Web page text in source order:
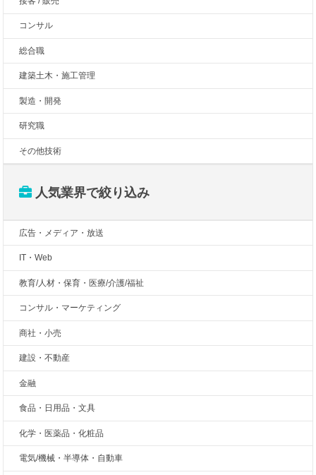
コンサル
総合職
建築土木・施工管理
製造・開発
研究職
その他技術
人気業界で絞り込み
広告・メディア・放送
IT・Web
教育/人材・保育・医療/介護/福祉
コンサル・マーケティング
商社・小売
建設・不動産
金融
食品・日用品・文具
化学・医薬品・化粧品
電気/機械・半導体・自動車